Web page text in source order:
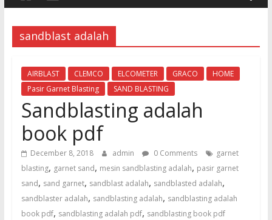
garnet
Sand
Blasting
Jual
Pasir
Garnet
untuk
sandblasting
dan
waterjet
cut
sandblast adalah
AIRBLAST CLEMCO ELCOMETER GRACO
HOME
Pasir Garnet Blasting
SAND BLASTING
Sandblasting adalah
book pdf
December 8, 2018 admin 0 Comments
garnet
blasting, garnet sand, mesin sandblasting adalah, pasir garnet
sand, sand garnet, sandblast adalah, sandblasted adalah,
sandblaster adalah, sandblasting adalah, sandblasting adalah
book pdf, sandblasting adalah pdf, sandblasting book pdf